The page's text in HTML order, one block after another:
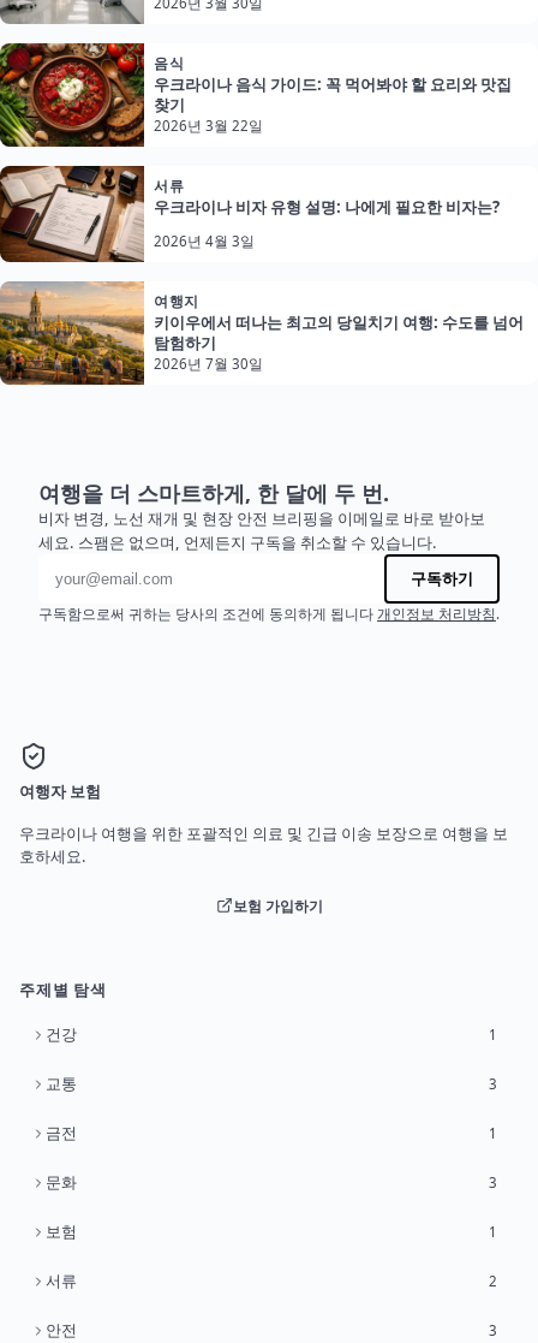
음식
우크라이나 음식 가이드: 꼭 먹어봐야 할 요리와 맛집
찾기
2026년 3월 22일
서류
우크라이나 비자 유형 설명: 나에게 필요한 비자는?
2026년 4월 3일
여행지
키이우에서 떠나는 최고의 당일치기 여행: 수도를 넘어
탐험하기
2026년 7월 30일
여행을 더 스마트하게, 한 달에 두 번.
비자 변경, 노선 재개 및 현장 안전 브리핑을 이메일로 바로 받아보
세요. 스팸은 없으며, 언제든지 구독을 취소할 수 있습니다.
이메일 주소
구독하기
구독함으로써 귀하는 당사의 조건에 동의하게 됩니다 개인정보 처리방침.
여행자 보험
우크라이나 여행을 위한 포괄적인 의료 및 긴급 이송 보장으로 여행을 보
호하세요.
보험 가입하기
주제별 탐색
건강 1
교통 3
금전 1
문화 3
보험 1
서류 2
안전 3